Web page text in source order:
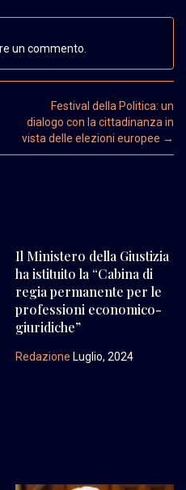
un commento.
Festival della Politica: un
dialogo con la cittadinanza in
vista delle elezioni europee →
Il Ministero della Giustizia
ha istituito la “Cabina di
regia permanente per le
professioni economico-
giuridiche”
Redazione Luglio, 2024